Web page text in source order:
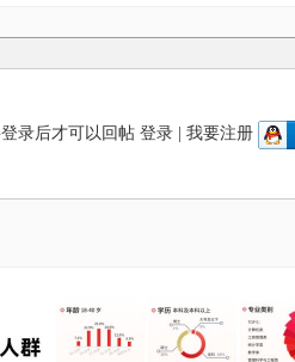
录后才可以回帖 登录| 我要注册